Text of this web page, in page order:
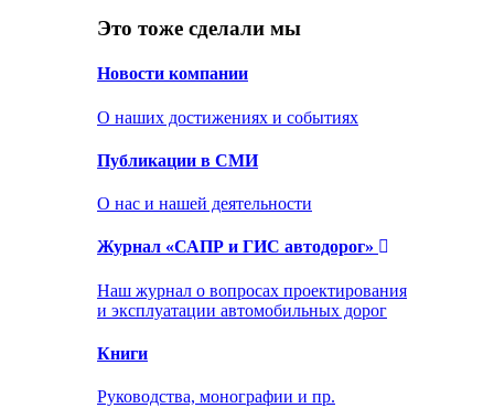
Это тоже сделали мы
Новости компании
О наших достижениях и событиях
Публикации в СМИ
О нас и нашей деятельности
Журнал «САПР и ГИС автодорог»
Наш журнал о вопросах проектирования
и эксплуатации автомобильных дорог
Книги
Руководства, монографии и пр.